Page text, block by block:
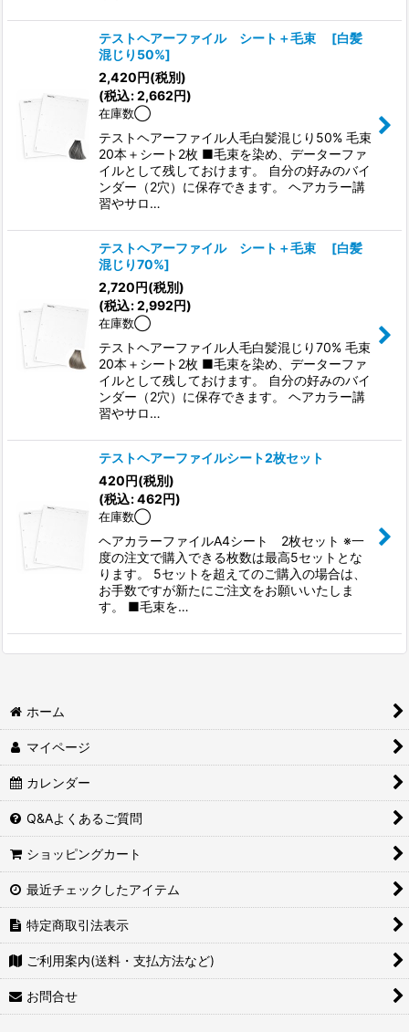
テストヘアーファイル シート＋毛束 [白髪
混じり50%]
2,420円(税別)
(税込:2,662円)
在庫数◯
テストヘアーファイル人毛白髪混じり50% 毛束
20本＋シート2枚 ■毛束を染め、データーファ
イルとして残しておけます。 自分の好みのバイ
ンダー（2穴）に保存できます。 ヘアカラー講
習やサロ…
テストヘアーファイル シート＋毛束 [白髪
混じり70%]
2,720円(税別)
(税込:2,992円)
在庫数◯
テストヘアーファイル人毛白髪混じり70% 毛束
20本＋シート2枚 ■毛束を染め、データーファ
イルとして残しておけます。 自分の好みのバイ
ンダー（2穴）に保存できます。 ヘアカラー講
習やサロ…
テストヘアーファイルシート2枚セット
420円(税別)
(税込:462円)
在庫数◯
ヘアカラーファイルA4シート 2枚セット ※一
度の注文で購入できる枚数は最高5セットとな
ります。 5セットを超えてのご購入の場合は、
お手数ですが新たにご注文をお願いいたしま
す。 ■毛束を…
ホーム
マイページ
カレンダー
Q&Aよくあるご質問
ショッピングカート
最近チェックしたアイテム
特定商取引法表示
ご利用案内(送料・支払方法など)
お問合せ